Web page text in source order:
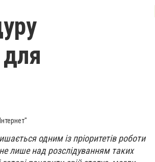
одним із пріоритетів роботи
лише над розслідуванням таких